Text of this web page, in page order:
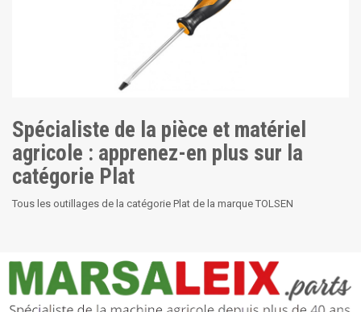
Spécialiste de la pièce et matériel
agricole : apprenez-en plus sur la
catégorie Plat
Tous les outillages de la catégorie Plat de la marque TOLSEN